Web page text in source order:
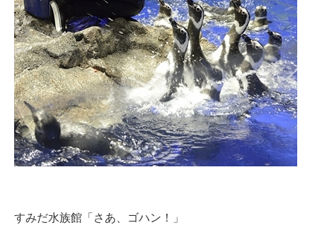
経営リーダーのコミュニティ
マーケ×ITの今がよく分かる
ITエンジニア向け専門サイト
企業向けIT製品の総合サイト
IT製品の技術・比較・事例
すみだ水族館「さあ、ゴハン！」